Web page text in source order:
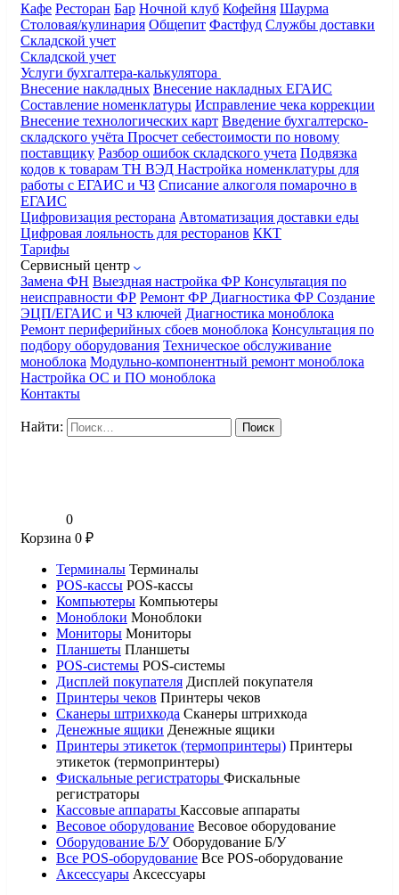
Кафе Ресторан Бар Ночной клуб Кофейня Шаурма
Столовая/кулинария Общепит Фастфуд Службы доставки
Складской учет
Складской учет
Услуги бухгалтера-калькулятора
Внесение накладных Внесение накладных ЕГАИС
Составление номенклатуры Исправление чека коррекции
Внесение технологических карт Введение бухгалтерско-
складского учёта Просчет себестоимости по новому
поставщику Разбор ошибок складского учета Подвязка
кодов к товарам ТН ВЭД Настройка номенклатуры для
работы с ЕГАИС и ЧЗ Списание алкоголя помарочно в
ЕГАИС
Цифровизация ресторана Автоматизация доставки еды
Цифровая лояльность для ресторанов ККТ
Тарифы
Сервисный центр
Замена ФН Выездная настройка ФР Консультация по
неисправности ФР Ремонт ФР Диагностика ФР Создание
ЭЦП/ЕГАИС и ЧЗ ключей Диагностика моноблока
Ремонт периферийных сбоев моноблока Консультация по
подбору оборудования Техническое обслуживание
моноблока Модульно-компонентный ремонт моноблока
Настройка ОС и ПО моноблока
Контакты
Найти:
0
Корзина 0 ₽
Терминалы Терминалы
POS-кассы POS-кассы
Компьютеры Компьютеры
Моноблоки Моноблоки
Мониторы Мониторы
Планшеты Планшеты
POS-системы POS-системы
Дисплей покупателя Дисплей покупателя
Принтеры чеков Принтеры чеков
Сканеры штрихкода Сканеры штрихкода
Денежные ящики Денежные ящики
Принтеры этикеток (термопринтеры) Принтеры
этикеток (термопринтеры)
Фискальные регистраторы Фискальные
регистраторы
Кассовые аппараты Кассовые аппараты
Весовое оборудование Весовое оборудование
Оборудование Б/У Оборудование Б/У
Все POS-оборудование Все POS-оборудование
Аксессуары Аксессуары